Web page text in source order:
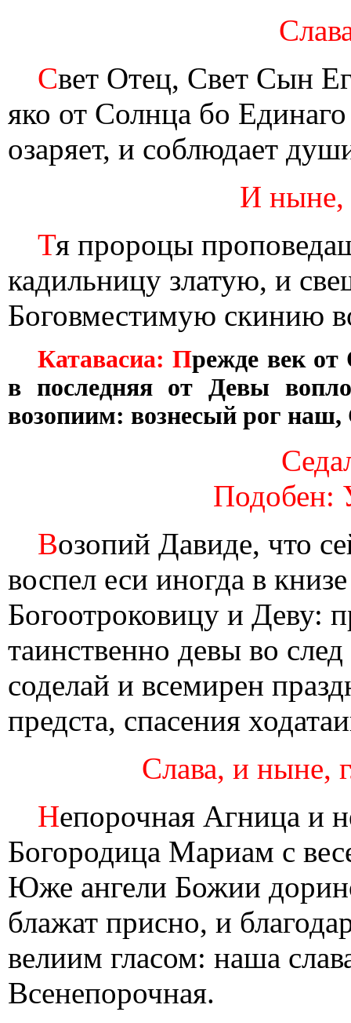
Свет Отец, Свет Сын
яко от Солнца бо
озаряет, и соблюдает
И ныне,
Тя пророцы
кадильницу златую, и
Боговместимую скинию
Катавасиа: Прежде век
в последняя от Девы
возопиим: вознесый рог наш,
Подобен:
Возопий Давиде, что
воспел еси иногда в
Богоотроковицу и Деву:
таинственно девы во
соделай и всемирен
предста, спасения
Слава, и ныне,
Непорочная Агница и
Богородица Мариам с
Юже ангели Божии
блажат присно, и
велиим гласом: наша
Всенепорочная.